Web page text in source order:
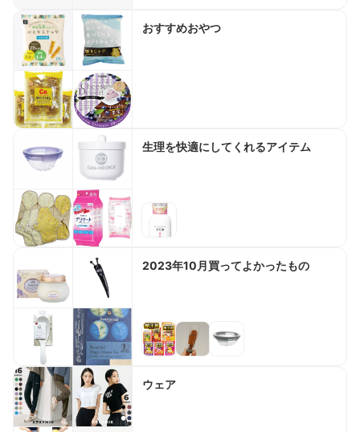
おすすめおやつ
生理を快適にしてくれるアイテム
2023年10月買ってよかったもの
ウェア